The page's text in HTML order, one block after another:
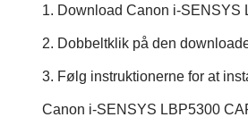
1. Download Canon i-SENSYS
2. Dobbeltklik på den
3. Følg instruktionerne for at
Canon i-SENSYS LBP5300